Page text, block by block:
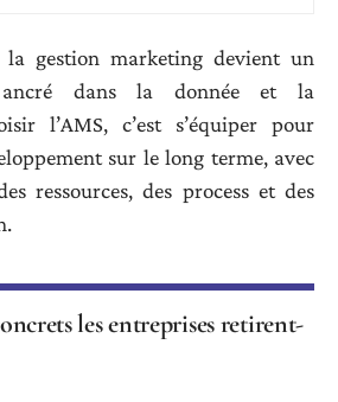
gestion marketing devient un
ancré dans la donnée et la
l’AMS, c’est s’équiper pour
sur le long terme, avec
ressources, des process et des
les entreprises retirent-